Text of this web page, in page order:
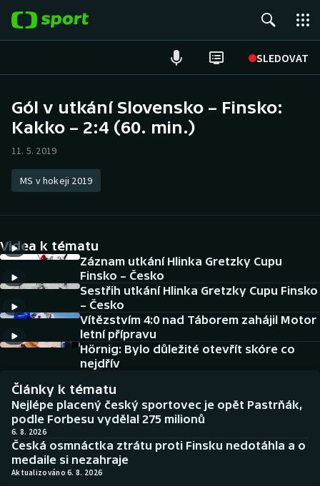
SLEDOVAT
Hokej
Atletika
DALŠÍ SPORTY
Americký fotbal
Baseball a softbal
Biatlon
Boby a skeleton
Box
NEPŘEHLÉDNĚTE
Historické návraty
Aplikace ČT sport
AZ kvíz
Gól v utkání Slovensko – Finsko:
Kakko – 2:4 (60. min.)
11. 5. 2019
MS v hokeji 2019
Videa k tématu
Záznam utkání Hlinka Gretzky Cupu
Finsko – Česko
Sestřih utkání Hlinka Gretzky Cupu Finsko
– Česko
Vítězstvím 4:0 nad Táborem zahájil Motor
letní přípravu
Hörnig: Bylo důležité otevřít skóre co
nejdřív
Články k tématu
Nejlépe placený český sportovec je opět Pastrňák,
podle Forbesu vydělal 275 milionů
6. 8. 2026
Česká osmnáctka ztrátu proti Finsku nedotáhla a o
medaile si nezahraje
Aktualizováno 6. 8. 2026